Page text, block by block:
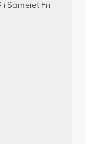
i Sameiet Fri